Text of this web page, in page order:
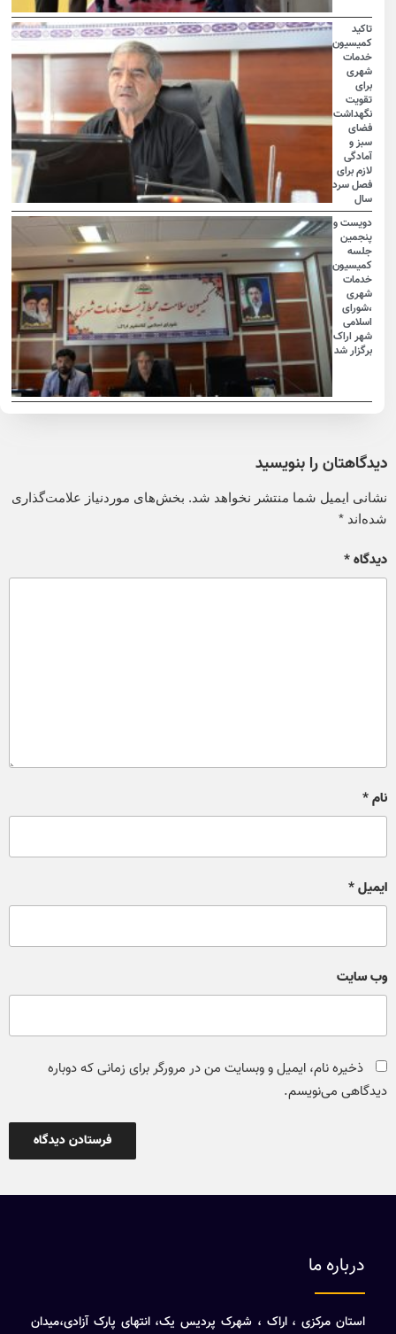
تاکید
کمیسیون
خدمات
شهری
برای
تقویت
نگهداشت
فضای
سبز و
آمادگی
لازم برای
فصل سرد
سال
دویست و
پنجمین
جلسه
کمیسیون
خدمات
شهری
،شورای
اسلامی
شهر اراک
برگزار شد
دیدگاهتان را بنویسید
نشانی ایمیل شما منتشر نخواهد شد. بخش‌های موردنیاز علامت‌گذاری
شده‌اند*
دیدگاه*
نام*
ایمیل*
وب‌ سایت
ذخیره نام، ایمیل و وبسایت من در مرورگر برای زمانی که دوباره
دیدگاهی می‌نویسم.
درباره ما
استان مرکزی ، اراک ، شهرک پردیس یک، انتهای پارک آزادی،میدان